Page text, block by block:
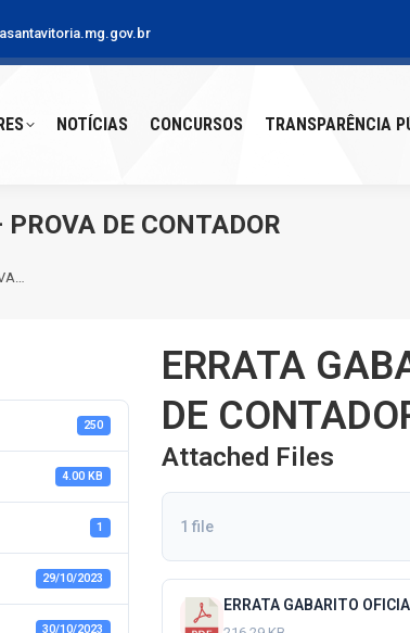
NOTÍCIAS CONCURSOS TRANSPARÊNCIA
DE CONTADOR
250
4.00 KB
1
29/10/2023
30/10/2023
ERRATA
DE
Attached Files
1 file
ERRATA GABARITO
NOTÍCIAS CONCURSOS